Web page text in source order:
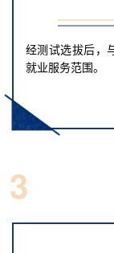
经测试选拔后，
就业服务范围。
3